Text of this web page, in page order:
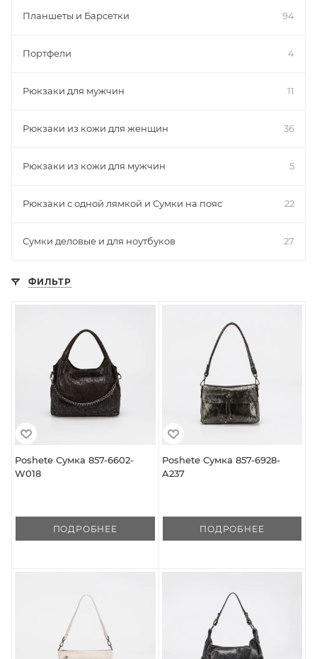
Планшеты и Барсетки 94
Портфели 4
Рюкзаки для мужчин 11
Рюкзаки из кожи для женщин 36
Рюкзаки из кожи для мужчин 5
Рюкзаки с одной лямкой и Сумки на пояс 22
Сумки деловые и для ноутбуков 27
ФИЛЬТР
Poshete Сумка 857-6602-
W018
ПОДРОБНЕЕ
Poshete Сумка 857-6928-
A237
ПОДРОБНЕЕ